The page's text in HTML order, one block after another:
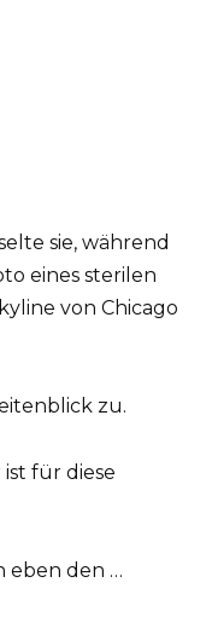
sie, während
eines sterilen
von Chicago
zu.
für diese
eben den …